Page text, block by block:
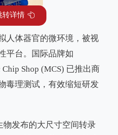
芯片
转详情
人体器官的微环境，被视
平台。国际品牌如
Shop (MCS) 已推出商
毒理测试，有效缩短研发
物发布的大尺寸空间转录